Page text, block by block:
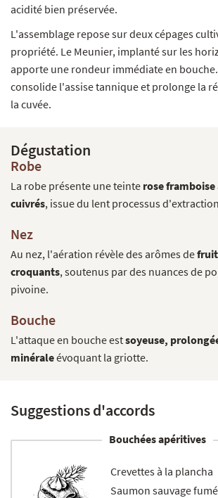
acidité bien préservée.
L'assemblage repose sur deux cépages
propriété. Le Meunier, implanté sur les
apporte une rondeur immédiate en
consolide l'assise tannique et prolonge la
la cuvée.
Dégustation
Robe
La robe présente une teinte rose
cuivrés, issue du lent processus
Nez
Au nez, l'aération révèle des arômes de
croquants, soutenus par des nuances de
pivoine.
Bouche
L'attaque en bouche estsoyeuse,
minéraleévoquant la griotte.
Suggestions d'accords
Bouchées apéritives
Crevettes à la plancha
Saumon sauvage fumé